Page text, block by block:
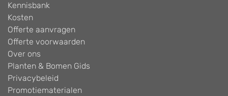
Kennisbank
Kosten
Offerte aanvragen
Offerte voorwaarden
Over ons
Planten & Bomen Gids
Privacybeleid
Promotiematerialen